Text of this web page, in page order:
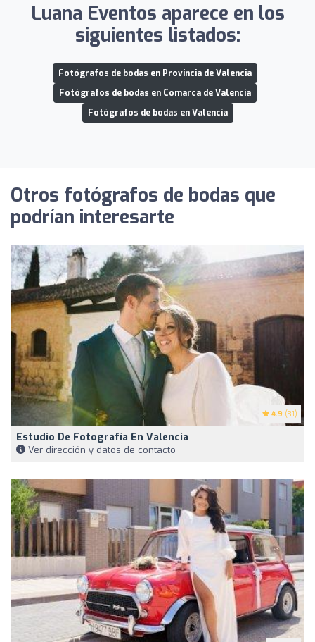
Luana Eventos aparece en los
siguientes listados:
Fotógrafos de bodas en Provincia de Valencia
Fotógrafos de bodas en Comarca de Valencia
Fotógrafos de bodas en Valencia
Otros fotógrafos de bodas que
podrían interesarte
4.9 (31)
Estudio De Fotografía En Valencia
Ver dirección y datos de contacto